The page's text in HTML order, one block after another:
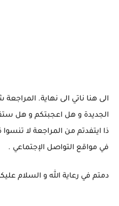
الى هنا ناتي الى نهاية.
الجديدة و هل اعجبتكم و هل
ذا ايتفدتم من المراجعة لا
في مواقع التواصل الإجتماعي .
دمتم في رعاية الله و السلام